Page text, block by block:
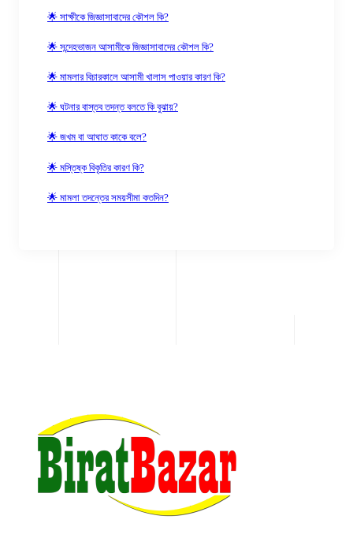
🌟 সাক্ষীকে জিজ্ঞাসাবাদের কৌশল কি?
🌟 সন্দেহভাজন আসামীকে জিজ্ঞাসাবাদের কৌশল কি?
🌟 মামলার বিচারকালে আসামী খালাস পাওয়ার কারণ কি?
🌟 ঘটনার বাস্তব তদন্ত বলতে কি বুঝায়?
🌟 জখম বা আঘাত কাকে বলে?
🌟 মস্তিষ্ক বিকৃতির কারণ কি?
🌟 মামলা তদন্তের সময়সীমা কতদিন?